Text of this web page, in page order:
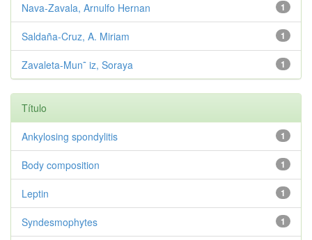
1
Nava-Zavala, Arnulfo Hernan
1
Saldaña-Cruz, A. Miriam
1
Zavaleta-Mun˜ iz, Soraya
Título
1
Ankylosing spondylitis
1
Body composition
1
Leptin
1
Syndesmophytes